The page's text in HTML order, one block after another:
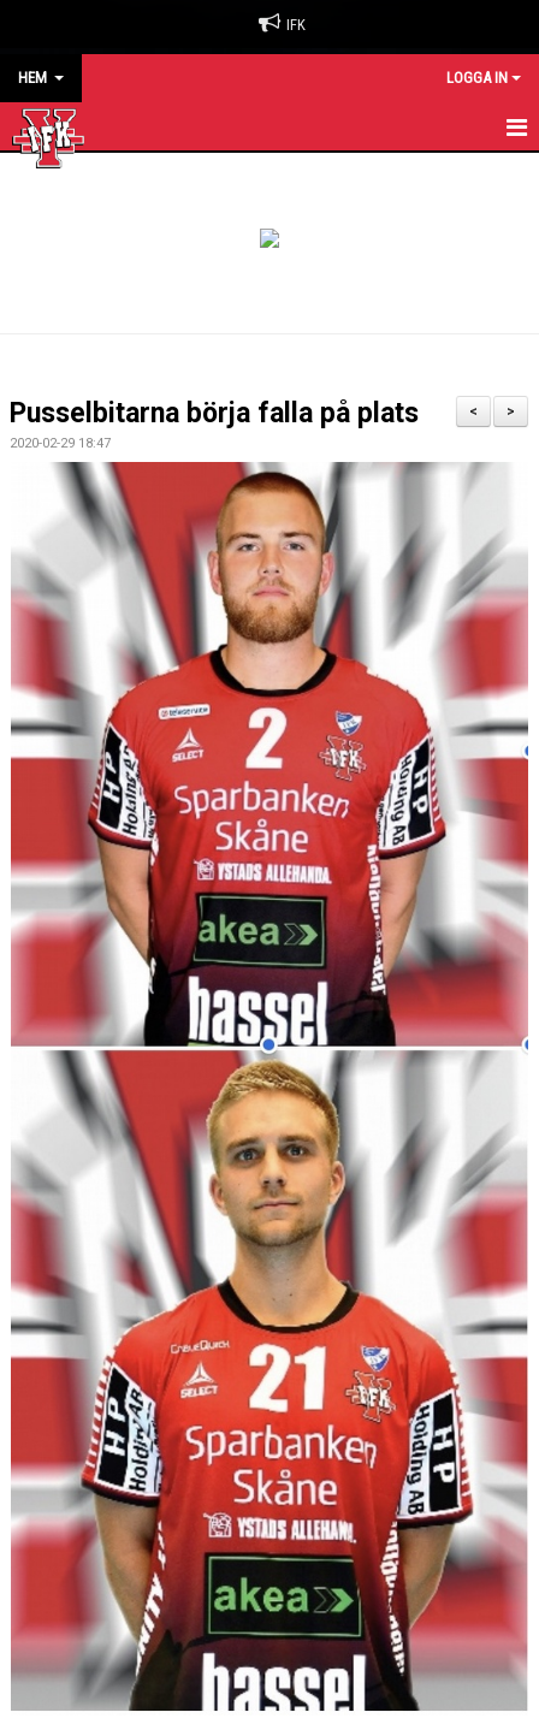
IFK
HEM LOGGA IN
KALENDER
KONTAKT
SPONSORER
>
<
Pusselbitarna börja falla på plats
2020-02-29 18:47